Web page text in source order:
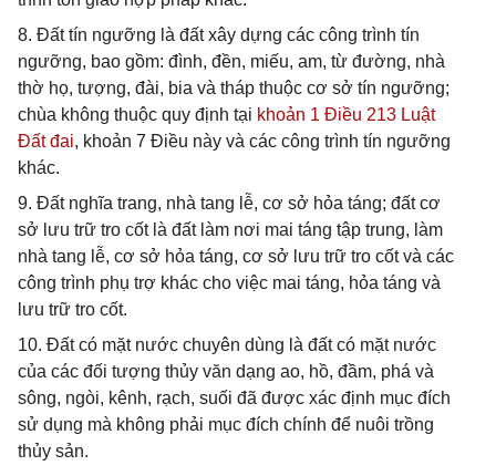
8. Đất tín ngưỡng là đất xây dựng các công trình tín
ngưỡng, bao gồm: đình, đền, miếu, am, từ đường, nhà
thờ họ, tượng, đài, bia và tháp thuộc cơ sở tín ngưỡng;
chùa không thuộc quy định tại khoản 1 Điều 213 Luật
Đất đai, khoản 7 Điều này và các công trình tín ngưỡng
khác.
9. Đất nghĩa trang, nhà tang lễ, cơ sở hỏa táng; đất cơ
sở lưu trữ tro cốt là đất làm nơi mai táng tập trung, làm
nhà tang lễ, cơ sở hỏa táng, cơ sở lưu trữ tro cốt và các
công trình phụ trợ khác cho việc mai táng, hỏa táng và
lưu trữ tro cốt.
10. Đất có mặt nước chuyên dùng là đất có mặt nước
của các đối tượng thủy văn dạng ao, hồ, đầm, phá và
sông, ngòi, kênh, rạch, suối đã được xác định mục đích
sử dụng mà không phải mục đích chính để nuôi trồng
thủy sản.